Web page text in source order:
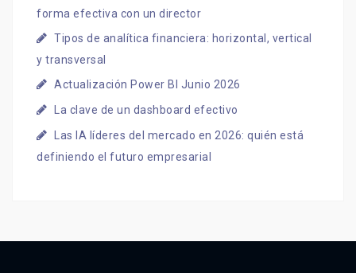
forma efectiva con un director
Tipos de analítica financiera: horizontal, vertical
y transversal
Actualización Power BI Junio 2026
La clave de un dashboard efectivo
Las IA líderes del mercado en 2026: quién está
definiendo el futuro empresarial